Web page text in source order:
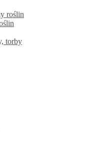
roślin
torby